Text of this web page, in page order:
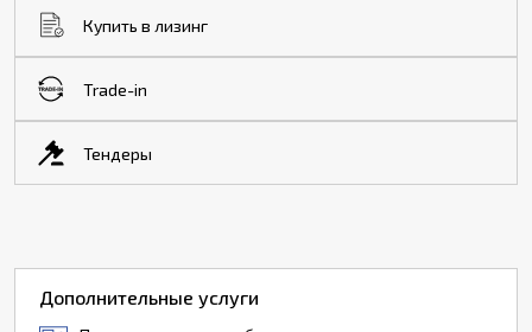
Купить в лизинг
Trade-in
Тендеры
Дополнительные услуги